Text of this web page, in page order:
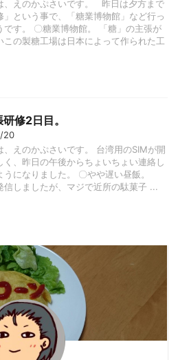
、えのかぷさいです。 昨日は夕方まで
」という事で、「糖業博物館」など行っ
です。 〇糖業博物館。 「糖」の主張が
この製糖工場は日本によって作られた工
修2日目。
20
、えのかぷさいです。 台湾用のSIMが開
く、昨日の午後からちょいちょい連絡し
うになりました。 〇やや遅い昼飯。
信しましたが、マジで近所の駄菓子 ...